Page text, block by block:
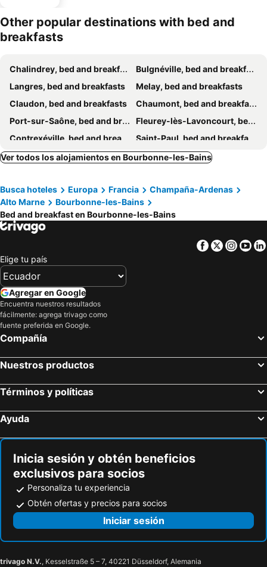
Other popular destinations with bed and
breakfasts
Chalindrey, bed and breakfasts
Bulgnéville, bed and breakfasts
Langres, bed and breakfasts
Melay, bed and breakfasts
Claudon, bed and breakfasts
Chaumont, bed and breakfasts
Port-sur-Saône, bed and breakfasts
Fleurey-lès-Lavoncourt, bed and breakfasts
Contrexéville, bed and breakfasts
Saint-Paul, bed and breakfasts
Frécourt, bed and breakfasts
Comberjon, bed and breakfasts
Chaudenay, bed and breakfasts
Villers-sur-Port, bed and breakfasts
Tilleux, bed and breakfasts
Grandchamp, bed and breakfasts
Sauville, bed and breakfasts
Vittel, bed and breakfasts
Le Val-d'Esnoms, bed and breakfasts
Neufchâteau, bed and breakfasts
Champsevraine, bed and breakfasts
Le Clerjus, bed and breakfasts
Corre, bed and breakfasts
La Chapelle-aux-Bois, bed and breakfasts
Rollainville, bed and breakfasts
Mailleroncourt-Saint-Pancras, bed and breakfasts
Madonne-et-Lamerey, bed and breakfasts
Martigny-les-Bains, bed and breakfasts
Ver todos los alojamientos en Bourbonne-les-Bains
Busca hoteles Europa Francia
Champaña-Ardenas
Alto Marne
Bourbonne-les-Bains
Bed and breakfast en Bourbonne-les-Bains
Facebook
Twitter
Elige tu país
Agregar en Google
Encuentra nuestros resultados
fácilmente: agrega trivago como
fuente preferida en Google.
Compañía
Nuestros productos
Términos y políticas
Ayuda
Inicia sesión y obtén beneficios
exclusivos para socios
Personaliza tu experiencia
Obtén ofertas y precios para socios
Iniciar sesión
trivago N.V., Kesselstraße 5 – 7, 40221 Düsseldorf, Alemania